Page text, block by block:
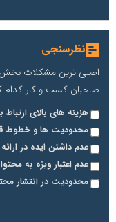
نظرسنجی
اصلی ترین مشکلات بخش
صاحبان کسب و کار کدام
هزینه های بالای ارتباط
محدودیت ها و خطوط
عدم داشتن ایده در
عدم اعتبار ویژه به
محدودیت در انتشار